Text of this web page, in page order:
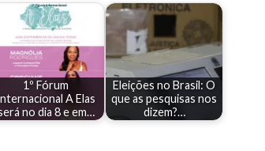
1º Fórum
A Elas
no dia 8 e em…
Eleições no Brasil: O
que as pesquisas nos
dizem?…